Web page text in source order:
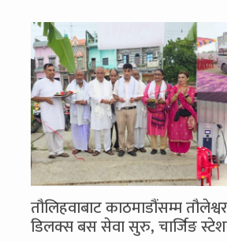
तौलिहवाबाट काठमाडौंसम्म
डिलक्स बस सेवा सुरु, चार्जिङ